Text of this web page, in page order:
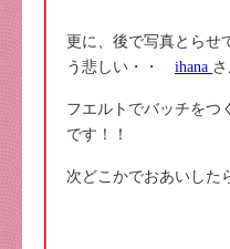
更に、後で写真とらせ
う悲しい・・ ihana さ
フエルトでバッチをつ
です！！
次どこかでおあいした